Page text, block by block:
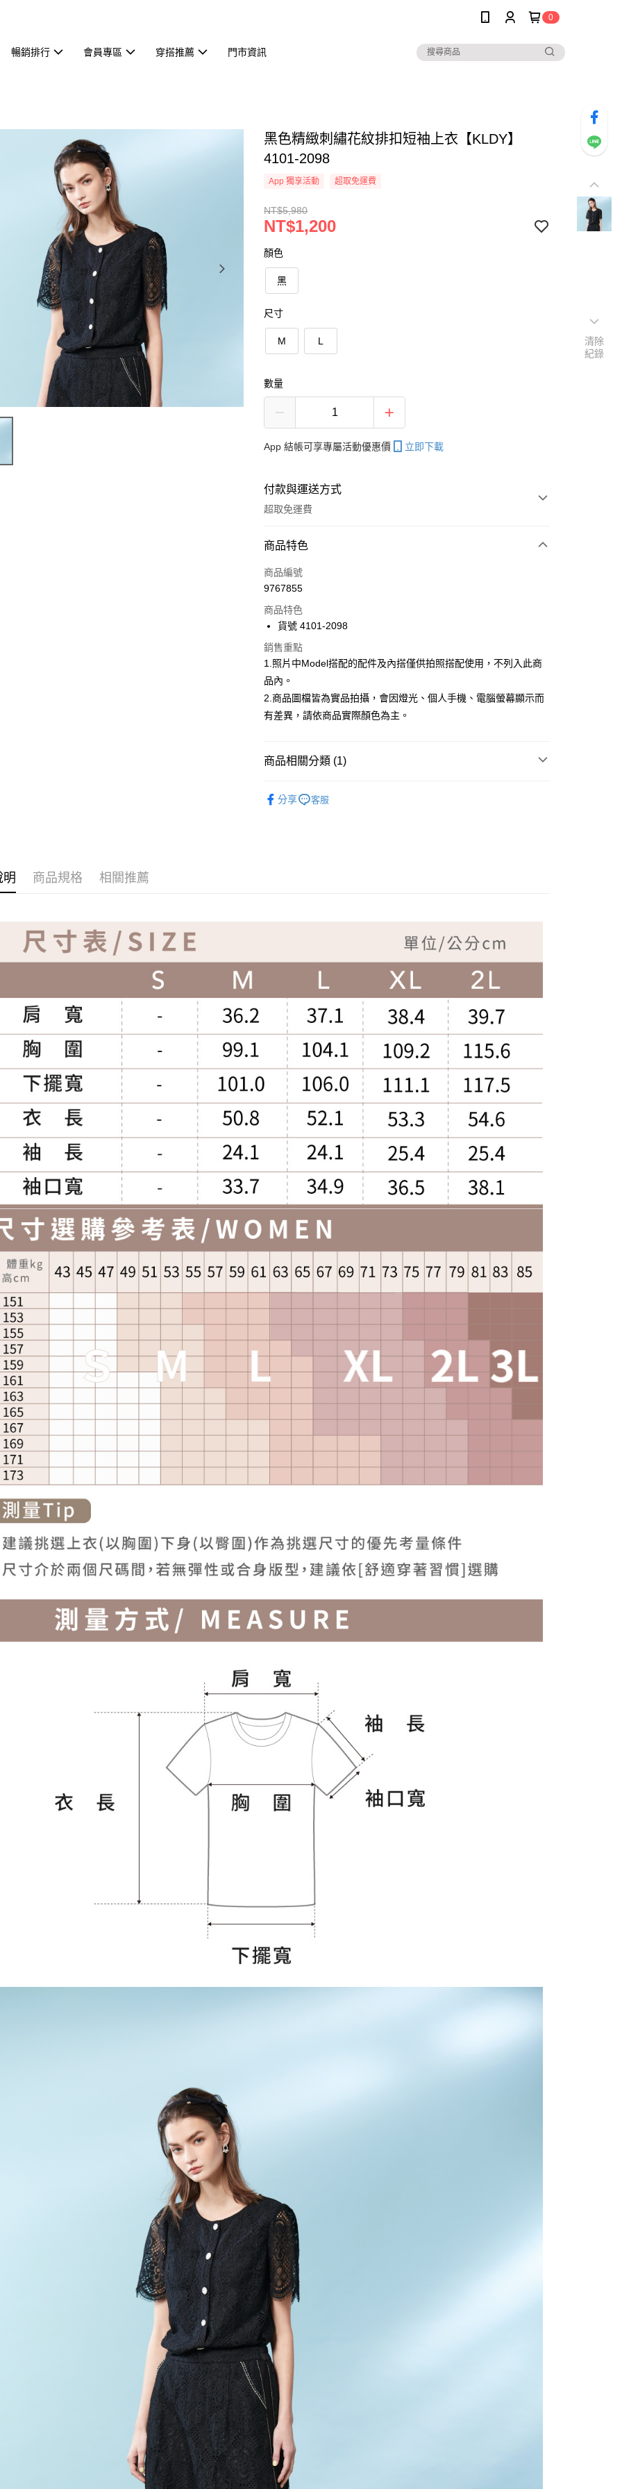
0
暢銷排行 會員專區 穿搭推薦 門市資訊
黑色精緻刺繡花紋排扣短袖上衣【KLDY】
4101-2098
App 獨享活動 超取免運費
NT$5,980
NT$1,200
顏色
黑
尺寸
M L
數量
App 結帳可享專屬活動優惠價 立即下載
付款與運送方式
超取免運費
付款方式
信用卡一次付款
Apple Pay
ATM付款
運送方式
全家取貨付款
付款後全家取貨
7-11取貨付款
商品特色
商品編號
9767855
商品特色
貨號 4101-2098
銷售重點
1.照片中Model搭配的配件及內搭僅供拍照搭配使用，不列入此商
品內。
2.商品圖檔皆為實品拍攝，會因燈光、個人手機、電腦螢幕顯示而
有差異，請依商品實際顏色為主。
商品相關分類 (1)
分享
客服
明 商品規格 相關推薦
清除
紀錄